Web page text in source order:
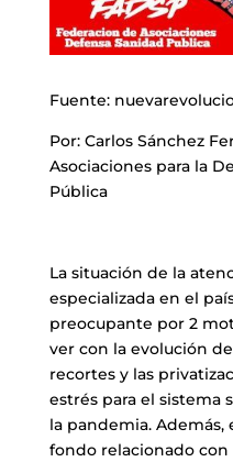
Fuente:
Por: Carlos Sánchez
Asociaciones para la
Pública
La situación de la
especializada en el
preocupante por 2
ver con la evolución
recortes y las
estrés para el sistema
la pandemia.
fondo relacionado con